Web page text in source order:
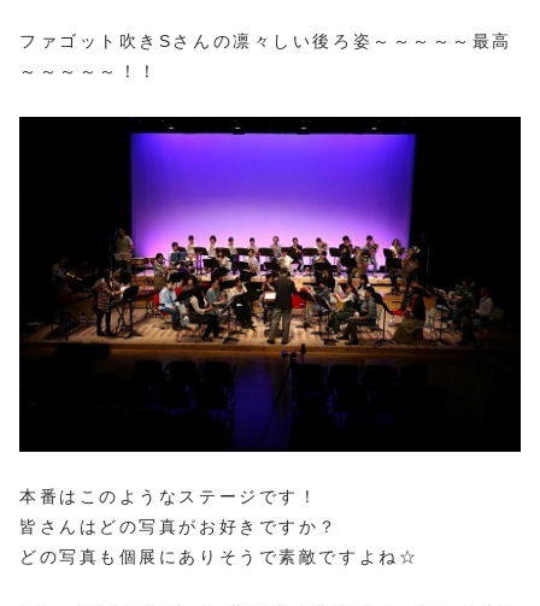
ファゴット吹きSさんの凛々しい後ろ姿～～～～～最高
～～～～～！！
本番はこのようなステージです！
皆さんはどの写真がお好きですか？
どの写真も個展にありそうで素敵ですよね☆